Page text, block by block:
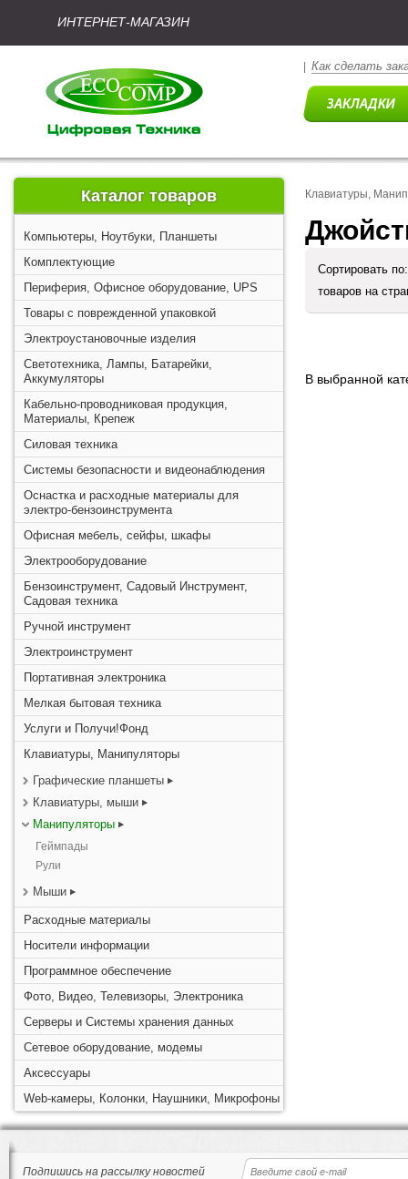
ИНТЕРНЕТ-МАГАЗИН
Как сделать
Каталог товаров
Компьютеры, Ноутбуки, Планшеты
Комплектующие
Периферия, Офисное оборудование, UPS
Товары с поврежденной упаковкой
Электроустановочные изделия
Светотехника, Лампы, Батарейки,
Аккумуляторы
Кабельно-проводниковая продукция,
Материалы, Крепеж
Силовая техника
Системы безопасности и видеонаблюдения
Оснастка и расходные материалы для
электро-бензоинструмента
Офисная мебель, сейфы, шкафы
Электрооборудование
Бензоинструмент, Садовый Инструмент,
Садовая техника
Ручной инструмент
Электроинструмент
Портативная электроника
Мелкая бытовая техника
Услуги и Получи!Фонд
Клавиатуры, Манипуляторы
Графические планшеты
Клавиатуры, мыши
Манипуляторы
Геймпады
Рули
Мыши
Расходные материалы
Носители информации
Программное обеспечение
Фото, Видео, Телевизоры, Электроника
Серверы и Системы хранения данных
Сетевое оборудование, модемы
Аксессуары
Web-камеры, Колонки, Наушники, Микрофоны
Клавиатуры,
Сортировать
товаров на
В выбранной
Подпишись на рассылку новостей